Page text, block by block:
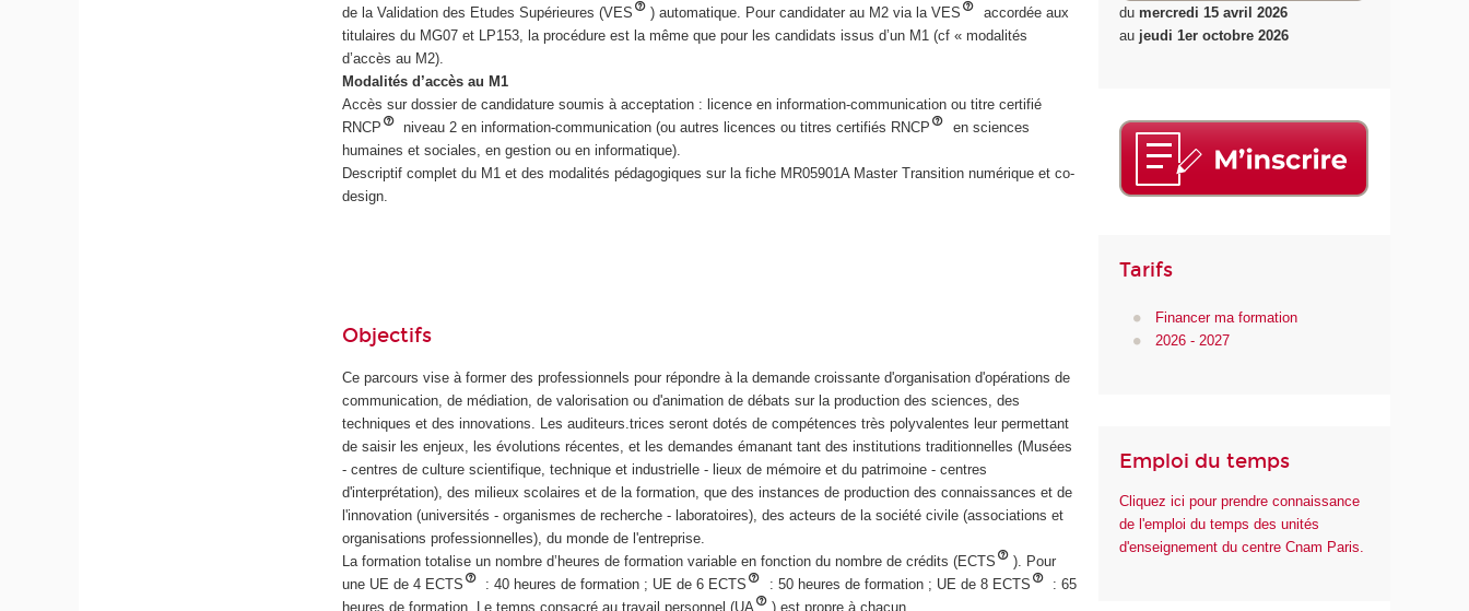
de la Validation des Etudes Supérieures (VES
) automatique. Pour candidater au M2 via la VES
accordée aux
titulaires du MG07 et LP153, la procédure est la même que pour les candidats issus d’un M1 (cf « modalités
d’accès au M2).
Modalités d’accès au M1
Accès sur dossier de candidature soumis à acceptation : licence en information-communication ou titre certifié
RNCP
niveau 2 en information-communication (ou autres licences ou titres certifiés RNCP
en sciences
humaines et sociales, en gestion ou en informatique).
Descriptif complet du M1 et des modalités pédagogiques sur la fiche MR05901A Master Transition numérique et co-
design.
Objectifs
Ce parcours vise à former des professionnels pour répondre à la demande croissante d'organisation d'opérations de
communication, de médiation, de valorisation ou d'animation de débats sur la production des sciences, des
techniques et des innovations. Les auditeurs.trices seront dotés de compétences très polyvalentes leur permettant
de saisir les enjeux, les évolutions récentes, et les demandes émanant tant des institutions traditionnelles (Musées
- centres de culture scientifique, technique et industrielle - lieux de mémoire et du patrimoine - centres
d'interprétation), des milieux scolaires et de la formation, que des instances de production des connaissances et de
l'innovation (universités - organismes de recherche - laboratoires), des acteurs de la société civile (associations et
organisations professionnelles), du monde de l'entreprise.
La formation totalise un nombre d’heures de formation variable en fonction du nombre de crédits (ECTS
). Pour
une UE de 4 ECTS
: 40 heures de formation ; UE de 6 ECTS : 50 heures de formation ; UE de 8 ECTS
: 65
heures de formation. Le temps consacré au travail personnel (UA
) est propre à chacun
dumercredi 15 avril 2026
au jeudi 1er octobre 2026
Tarifs
Financer ma formation
2026 - 2027
Emploi du temps
Cliquez ici pour prendre connaissance
de l'emploi du temps des unités
d'enseignement du centre Cnam Paris.